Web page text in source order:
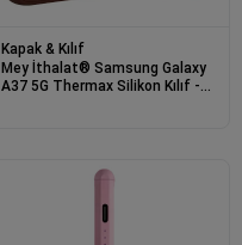
Kapak & Kılıf
Mey İthalat® Samsung Galaxy
A37 5G Thermax Silikon Kılıf -